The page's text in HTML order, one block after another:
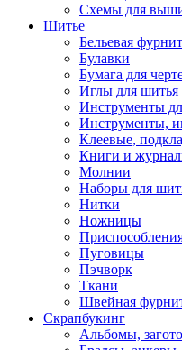
Схемы для
Шитье
Бельевая
Булавки
Бумага для
Иглы для шитья
Инструменты
Инструменты,
Клеевые,
Книги и
Молнии
Наборы для
Нитки
Ножницы
Пуговицы
Пэчворк
Ткани
Швейная
Скрапбукинг
Альбомы,